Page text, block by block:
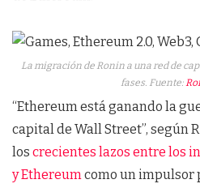
La migración de Ronin a una red de
fases. Fuente:
“Ethereum está ganando la
capital de Wall Street”, según
los crecientes lazos entre los
y Ethereum como un impulsor